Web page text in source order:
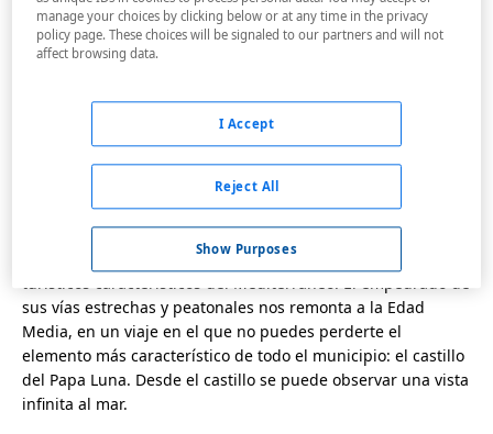
Peñíscola tiene ese algo que es difícil de describir, que te
llega y que te toca el corazón. Existen pueblos y ciudades
consus zonas viejas, sus paseos marítimos y sus playas
de lugares con encanto especial, con algo de magia entre
Precisamente sus calles pueden suponer un punto de
partida más que válido para sumergirse en sus secretos.
Caminar por las callejuelas del casco histórico supone
aislarse de la modernidad y el agotamiento de los centros
turísticos característicos del Mediterráneo. El empedrado de
sus vías estrechas y peatonales nos remonta a la Edad
Media, en un viaje en el que no puedes perderte el
elemento más característico de todo el municipio: el castillo
del Papa Luna. Desde el castillo se puede observar una vista
infinita al mar.
manage your choices by clicking below or at any time in the privacy
policy page. These choices will be signaled to our partners and will not
affect browsing data.
Show Purposes
Reject All
I Accept